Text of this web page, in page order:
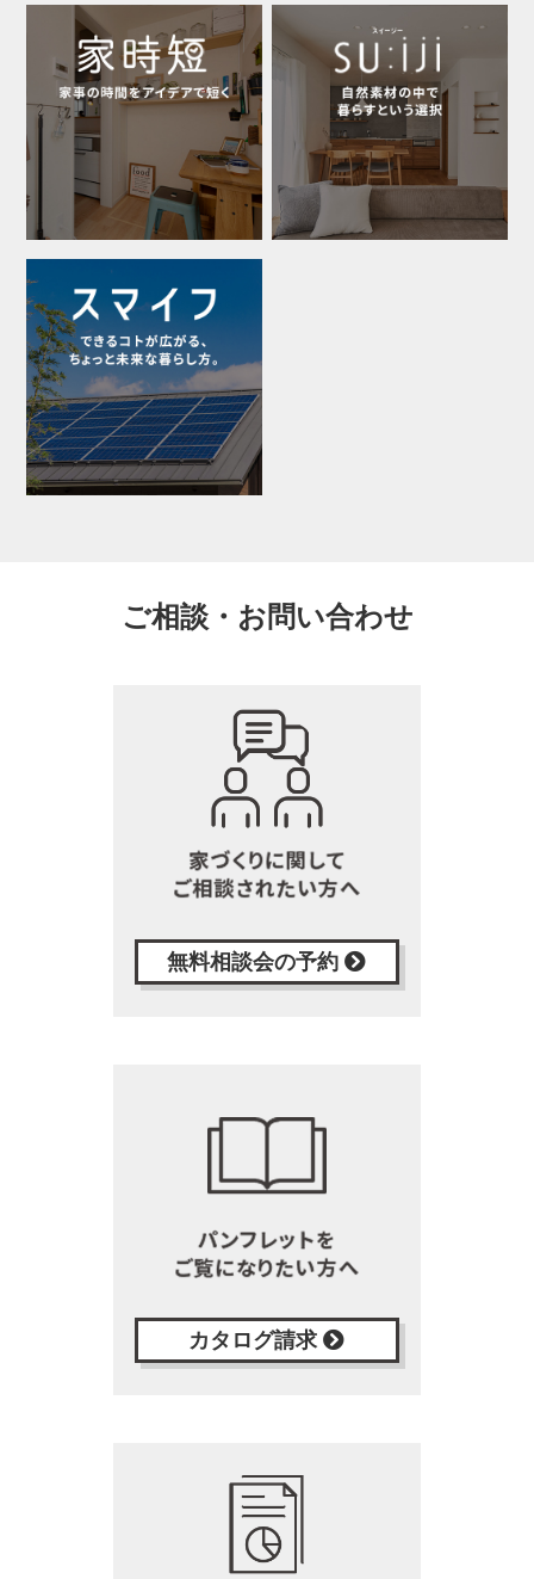
ご相談・お問い合わせ
無料相談会の予約
カタログ請求